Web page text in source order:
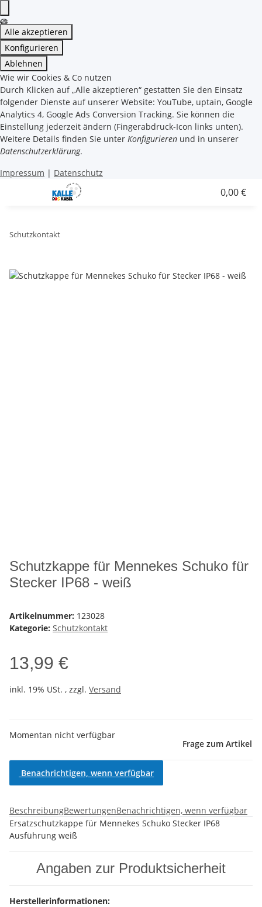
Alle akzeptieren
Konfigurieren
Ablehnen
Wie wir Cookies & Co nutzen
Durch Klicken auf „Alle akzeptieren“ gestatten Sie den Einsatz
folgender Dienste auf unserer Website: YouTube, uptain, Google
Analytics 4, Google Ads Conversion Tracking. Sie können die
Einstellung jederzeit ändern (Fingerabdruck-Icon links unten).
Weitere Details finden Sie unter Konfigurieren und in unserer
Datenschutzerklärung.
Impressum | Datenschutz
0,00 €
Schutzkontakt
Schutzkappe für Mennekes Schuko für
Stecker IP68 - weiß
Artikelnummer: 123028
Kategorie: Schutzkontakt
13,99 €
inkl. 19% USt. , zzgl. Versand
Momentan nicht verfügbar
Frage zum Artikel
Benachrichtigen, wenn verfügbar
BeschreibungBewertungenBenachrichtigen, wenn verfügbar
Ersatzschutzkappe für Mennekes Schuko Stecker IP68
Ausführung weiß
Angaben zur Produktsicherheit
Herstellerinformationen: